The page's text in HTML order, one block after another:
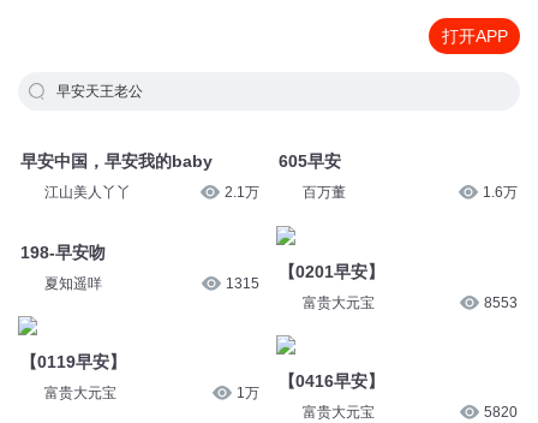
打开APP
早安天王老公
早安中国，早安我的baby
江山美人丫丫 2.1万
198-早安吻
夏知遥咩 1315
【0119早安】
富贵大元宝 1万
605早安
百万董 1.6万
【0201早安】
富贵大元宝 8553
【0416早安】
富贵大元宝 5820